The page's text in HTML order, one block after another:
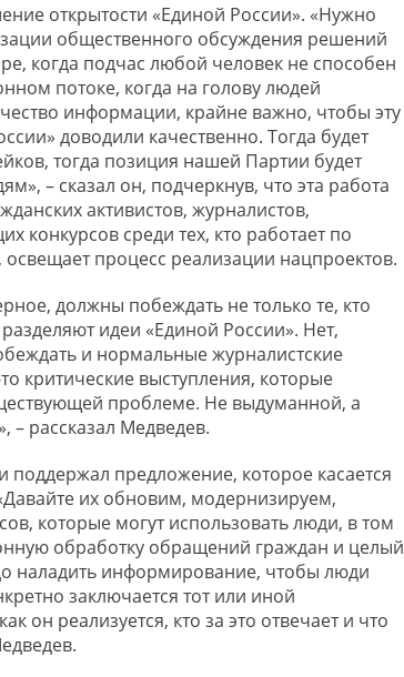
открытости «Единой России». «Нужно
общественного обсуждения решений
когда подчас любой человек не способен
потоке, когда на голову людей
информации, крайне важно, чтобы эту
доводили качественно. Тогда будет
, тогда позиция нашей Партии будет
– сказал он, подчеркнув, что эта работа
активистов, журналистов,
конкурсов среди тех, кто работает по
процесс реализации нацпроектов.
должны побеждать не только те, кто
идеи «Единой России». Нет,
и нормальные журналистские
критические выступления, которые
проблеме. Не выдуманной, а
– рассказал Медведев.
поддержал предложение, которое касается
их обновим, модернизируем,
которые могут использовать люди, в том
обработку обращений граждан и целый
наладить информирование, чтобы люди
заключается тот или иной
он реализуется, кто за это отвечает и что